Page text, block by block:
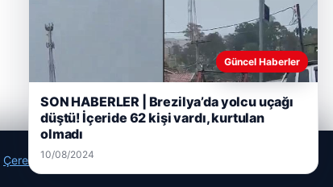
Çerez Politikamız
Güncel Haberler
SON HABERLER | Brezilya’da yolcu uçağı
düştü! İçeride 62 kişi vardı, kurtulan
olmadı
10/08/2024